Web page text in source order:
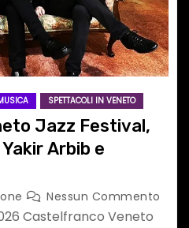
SPETTACOLI IN VENETO
Jazz Festival,
Arbib e
Nessun Commento
Castelfranco Veneto